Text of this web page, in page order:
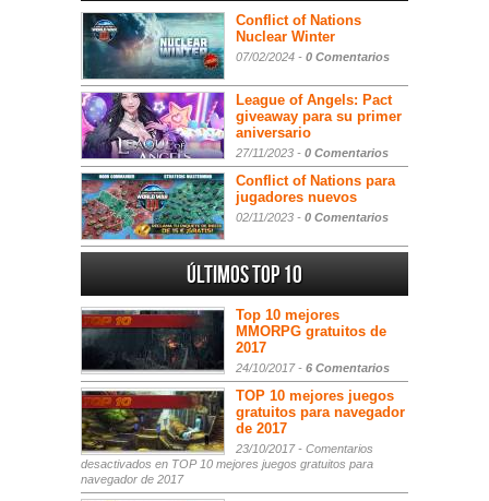
Conflict of Nations
Nuclear Winter
07/02/2024 - 0 Comentarios
League of Angels: Pact
giveaway para su primer
aniversario
27/11/2023 - 0 Comentarios
Conflict of Nations para
jugadores nuevos
02/11/2023 - 0 Comentarios
Últimos Top 10
Top 10 mejores
MMORPG gratuitos de
2017
24/10/2017 - 6 Comentarios
TOP 10 mejores juegos
gratuitos para navegador
de 2017
23/10/2017 - Comentarios
desactivados en TOP 10 mejores juegos gratuitos para
navegador de 2017